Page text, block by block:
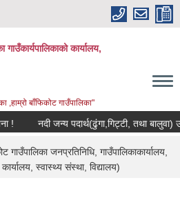
गाउँकार्यपालिकाको कार्यालय,
,हाम्रो बाँफिकोट गाउँपालिका"
नदी जन्य पदार्थ(ढुंगा,गिट्टी, तथा बालुवा)
गाउँपालिका जनप्रतिनिधि, गाउँपालिकाकार्यालय,
स्वास्थ्य संस्था, विद्यालय)